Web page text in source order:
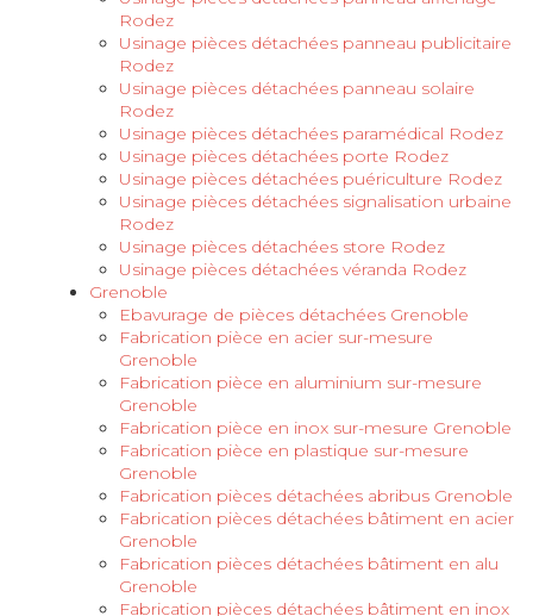
Rodez
Usinage pièces détachées panneau publicitaire
Rodez
Usinage pièces détachées panneau solaire
Rodez
Usinage pièces détachées paramédical Rodez
Usinage pièces détachées porte Rodez
Usinage pièces détachées puériculture Rodez
Usinage pièces détachées signalisation urbaine
Rodez
Usinage pièces détachées store Rodez
Usinage pièces détachées véranda Rodez
Grenoble
Ebavurage de pièces détachées Grenoble
Fabrication pièce en acier sur-mesure
Grenoble
Fabrication pièce en aluminium sur-mesure
Grenoble
Fabrication pièce en inox sur-mesure Grenoble
Fabrication pièce en plastique sur-mesure
Grenoble
Fabrication pièces détachées abribus Grenoble
Fabrication pièces détachées bâtiment en acier
Grenoble
Fabrication pièces détachées bâtiment en alu
Grenoble
Fabrication pièces détachées bâtiment en inox